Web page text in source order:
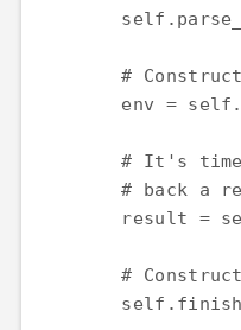
#
env =
# It's
# back a
result =
#